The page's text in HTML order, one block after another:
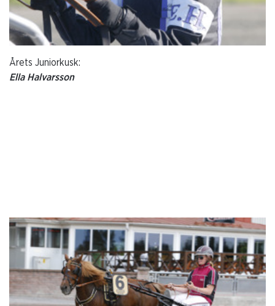
Årets Juniorkusk:
Ella Halvarsson